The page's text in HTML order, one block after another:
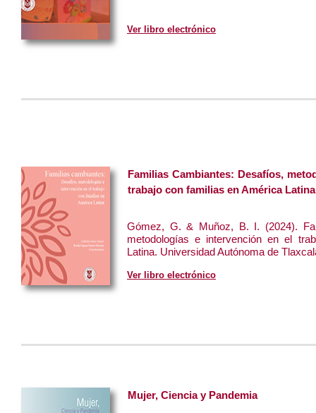
Ver libro electrónico
Familias Cambiantes: Desafíos,
trabajo con familias en América Latina
Gómez, G. & Muñoz, B. I. (2024).
metodologías e intervención en el
Latina. Universidad Autónoma de
Ver libro electrónico
Mujer, Ciencia y Pandemia